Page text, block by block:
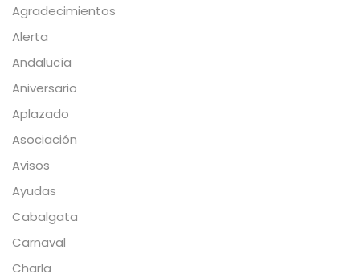
Agradecimientos
Alerta
Andalucía
Aniversario
Aplazado
Asociación
Avisos
Ayudas
Cabalgata
Carnaval
Charla